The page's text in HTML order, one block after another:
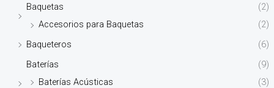
Baquetas
(2)
Accesorios para Baquetas
(2)
Baqueteros
(6)
Baterías
(9)
Baterías Acústicas
(3)